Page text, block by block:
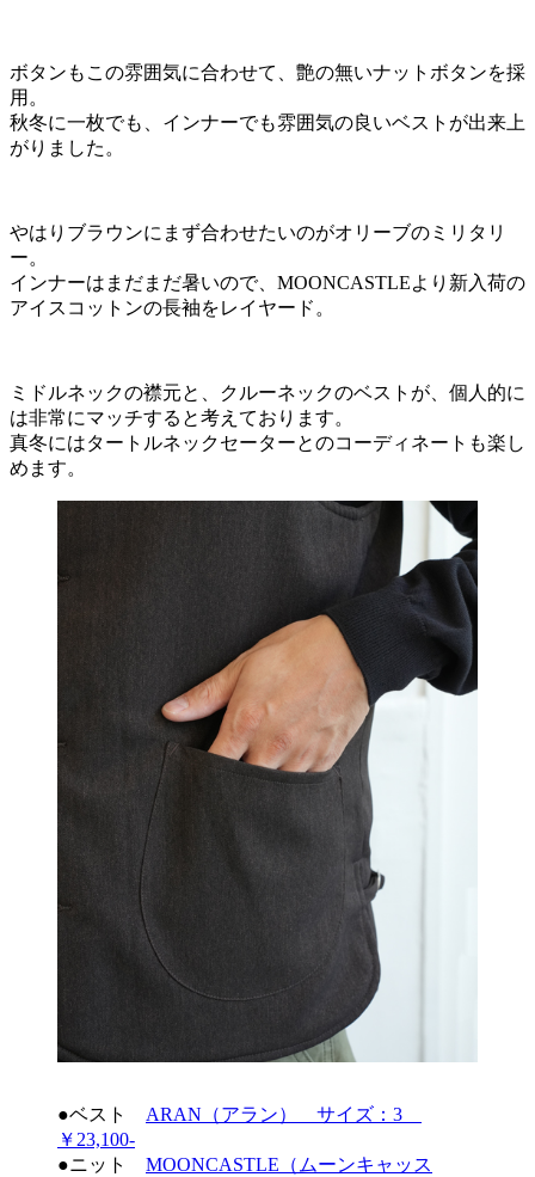
ボタンもこの雰囲気に合わせて、艶の無いナットボタンを採
用。
秋冬に一枚でも、インナーでも雰囲気の良いベストが出来上
がりました。
やはりブラウンにまず合わせたいのがオリーブのミリタリ
ー。
インナーはまだまだ暑いので、MOONCASTLEより新入荷の
アイスコットンの長袖をレイヤード。
ミドルネックの襟元と、クルーネックのベストが、個人的に
は非常にマッチすると考えております。
真冬にはタートルネックセーターとのコーディネートも楽し
めます。
●ベスト ARAN（アラン） サイズ：3
￥23,100-
●ニット MOONCASTLE（ムーンキャッス